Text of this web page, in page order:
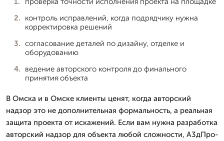
контроль исправлений, когда подрядчику нужна
корректировка решений
согласование деталей по дизайну, отделке и
оборудованию
ведение авторского контроля до финального
принятия объекта
В Омска и в Омске клиенты ценят, когда авторский
надзор это не дополнительная формальность, а реальная
защита проекта от искажений. Если вам нужна разработка
авторский надзор для объекта любой сложности, А3дПро-